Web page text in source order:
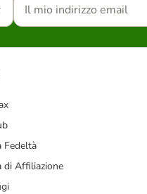
Fedeltà
di Affiliazione